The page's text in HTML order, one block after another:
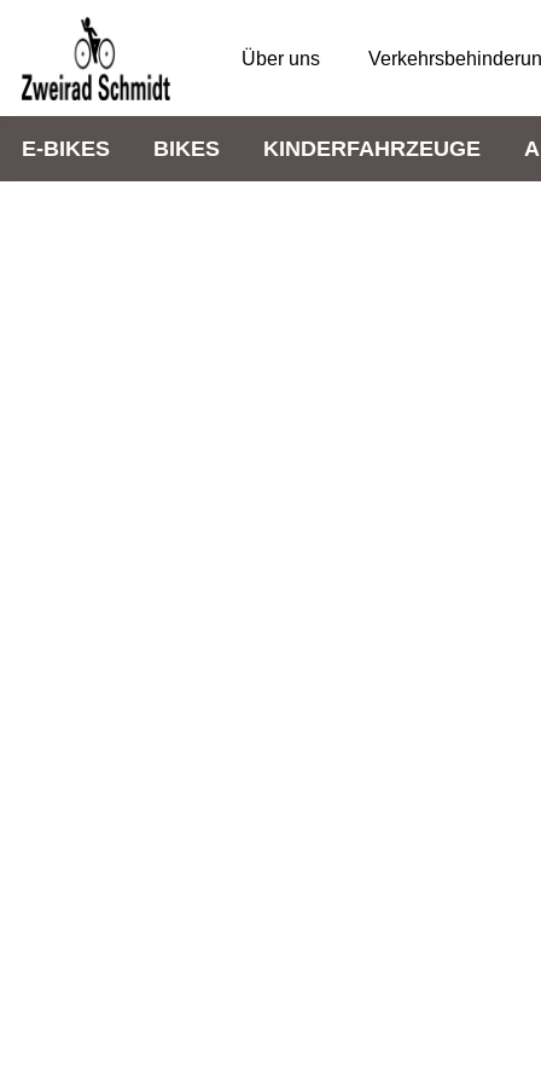
Über uns
E-BIKES BIKES KINDERFAHRZEUGE